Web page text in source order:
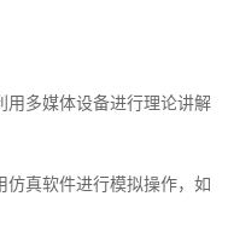
用多媒体设备进行理论讲解
仿真软件进行模拟操作，如